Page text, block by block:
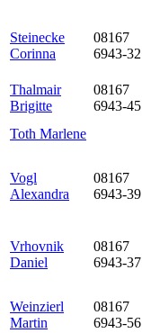
Steinecke
Corinna
08167
6943-32
Thalmair
Brigitte
08167
6943-45
Toth Marlene
Vogl
Alexandra
08167
6943-39
Vrhovnik
Daniel
08167
6943-37
Weinzierl
Martin
08167
6943-56